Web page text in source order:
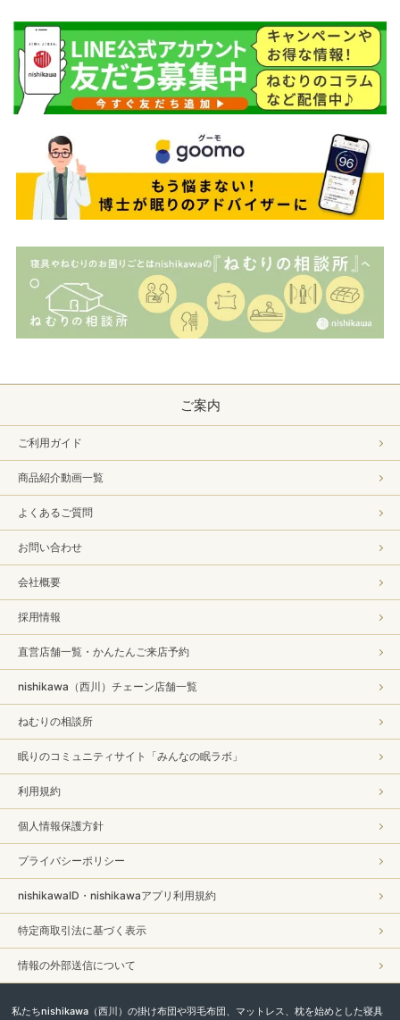
ご案内
ご利用ガイド
商品紹介動画一覧
よくあるご質問
お問い合わせ
会社概要
採用情報
直営店舗一覧・かんたんご来店予約
nishikawa（西川）チェーン店舗一覧
ねむりの相談所
眠りのコミュニティサイト「みんなの眠ラボ」
利用規約
個人情報保護方針
プライバシーポリシー
nishikawaID・nishikawaアプリ利用規約
特定商取引法に基づく表示
情報の外部送信について
私たちnishikawa（西川）の掛け布団や羽毛布団、マットレス、枕を始めとした寝具